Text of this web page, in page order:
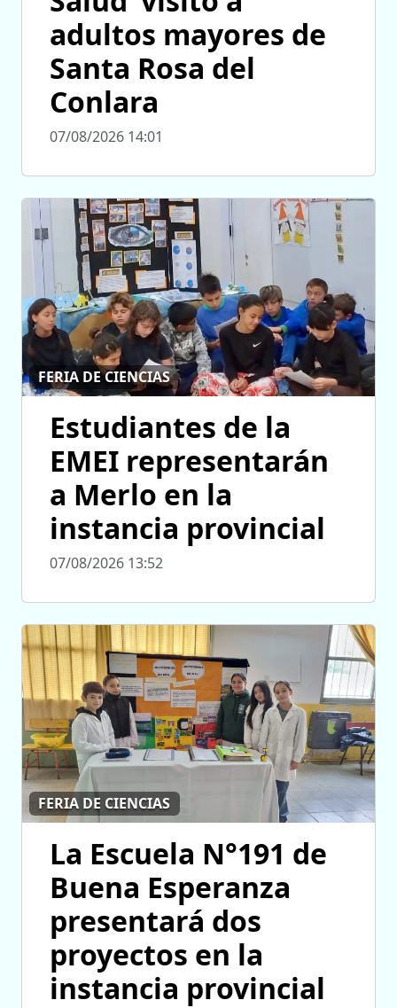
adultos mayores de
Santa Rosa del
Conlara
07/08/2026 14:01
FERIA DE CIENCIAS
Estudiantes de la
EMEI representarán
a Merlo en la
instancia provincial
07/08/2026 13:52
FERIA DE CIENCIAS
La Escuela N°191 de
Buena Esperanza
presentará dos
proyectos en la
instancia provincial